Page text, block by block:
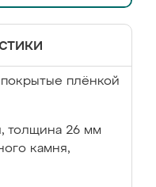
плёнкой
толщина 26 мм
камня,